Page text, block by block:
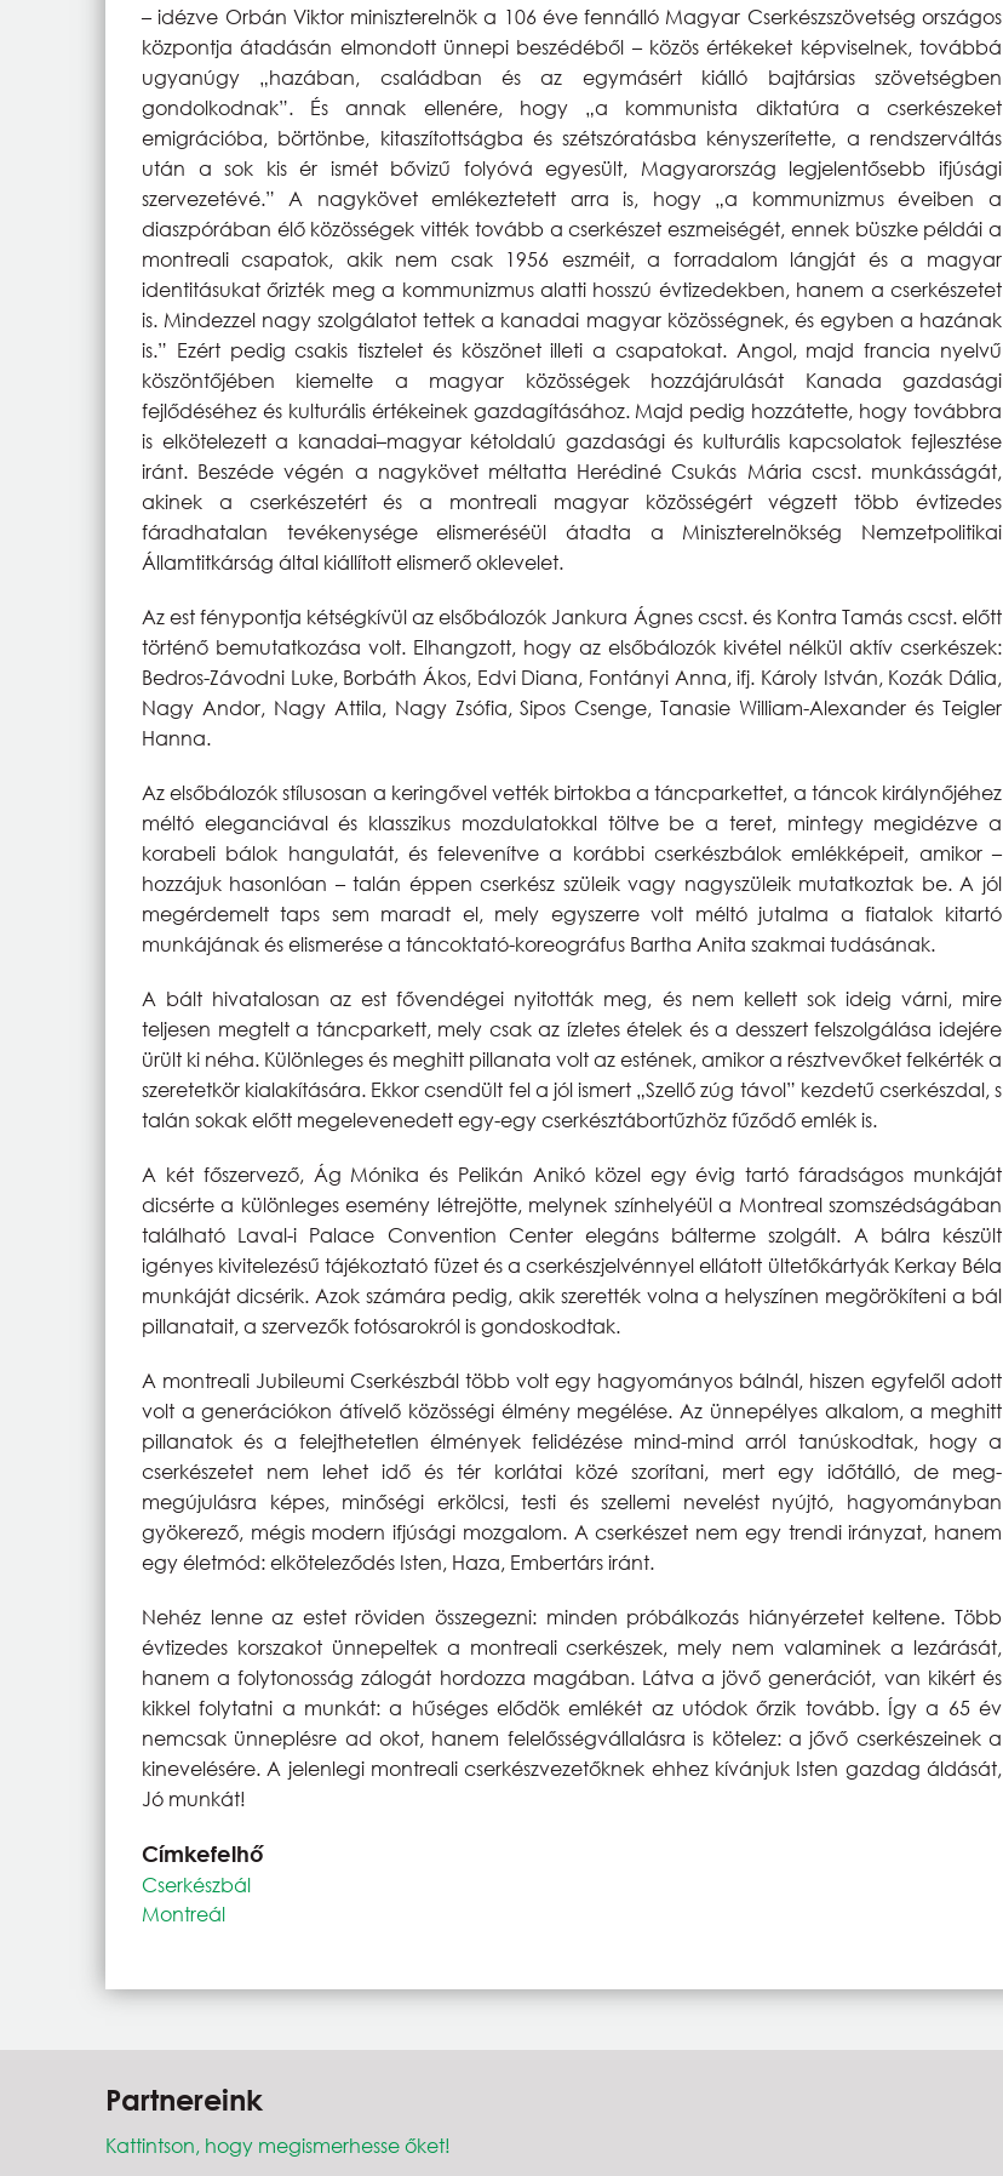
– idézve Orbán Viktor miniszterelnök a 106 éve fennálló Magyar Cserkészszövetség országos
központja átadásán elmondott ünnepi beszédéből – közös értékeket képviselnek, továbbá
ugyanúgy „hazában, családban és az egymásért kiálló bajtársias szövetségben
gondolkodnak”. És annak ellenére, hogy „a kommunista diktatúra a cserkészeket
emigrációba, börtönbe, kitaszítottságba és szétszóratásba kényszerítette, a rendszerváltás
után a sok kis ér ismét bővizű folyóvá egyesült, Magyarország legjelentősebb ifjúsági
szervezetévé.” A nagykövet emlékeztetett arra is, hogy „a kommunizmus éveiben a
diaszpórában élő közösségek vitték tovább a cserkészet eszmeiségét, ennek büszke példái a
montreali csapatok, akik nem csak 1956 eszméit, a forradalom lángját és a magyar
identitásukat őrizték meg a kommunizmus alatti hosszú évtizedekben, hanem a cserkészetet
is. Mindezzel nagy szolgálatot tettek a kanadai magyar közösségnek, és egyben a hazának
is.” Ezért pedig csakis tisztelet és köszönet illeti a csapatokat. Angol, majd francia nyelvű
köszöntőjében kiemelte a magyar közösségek hozzájárulását Kanada gazdasági
fejlődéséhez és kulturális értékeinek gazdagításához. Majd pedig hozzátette, hogy továbbra
is elkötelezett a kanadai–magyar kétoldalú gazdasági és kulturális kapcsolatok fejlesztése
iránt. Beszéde végén a nagykövet méltatta Herédiné Csukás Mária cscst. munkásságát,
akinek a cserkészetért és a montreali magyar közösségért végzett több évtizedes
fáradhatalan tevékenysége elismeréséül átadta a Miniszterelnökség Nemzetpolitikai
Államtitkárság által kiállított elismerő oklevelet.
Az est fénypontja kétségkívül az elsőbálozók Jankura Ágnes cscst. és Kontra Tamás cscst. előtt
történő bemutatkozása volt. Elhangzott, hogy az elsőbálozók kivétel nélkül aktív cserkészek:
Bedros-Závodni Luke, Borbáth Ákos, Edvi Diana, Fontányi Anna, ifj. Károly István, Kozák Dália,
Nagy Andor, Nagy Attila, Nagy Zsófia, Sipos Csenge, Tanasie William-Alexander és Teigler
Hanna.
Az elsőbálozók stílusosan a keringővel vették birtokba a táncparkettet, a táncok királynőjéhez
méltó eleganciával és klasszikus mozdulatokkal töltve be a teret, mintegy megidézve a
korabeli bálok hangulatát, és felevenítve a korábbi cserkészbálok emlékképeit, amikor –
hozzájuk hasonlóan – talán éppen cserkész szüleik vagy nagyszüleik mutatkoztak be. A jól
megérdemelt taps sem maradt el, mely egyszerre volt méltó jutalma a fiatalok kitartó
munkájának és elismerése a táncoktató-koreográfus Bartha Anita szakmai tudásának.
A bált hivatalosan az est fővendégei nyitották meg, és nem kellett sok ideig várni, mire
teljesen megtelt a táncparkett, mely csak az ízletes ételek és a desszert felszolgálása idejére
ürült ki néha. Különleges és meghitt pillanata volt az estének, amikor a résztvevőket felkérték a
szeretetkör kialakítására. Ekkor csendült fel a jól ismert „Szellő zúg távol” kezdetű cserkészdal, s
talán sokak előtt megelevenedett egy-egy cserkésztábortűzhöz fűződő emlék is.
A két főszervező, Ág Mónika és Pelikán Anikó közel egy évig tartó fáradságos munkáját
dicsérte a különleges esemény létrejötte, melynek színhelyéül a Montreal szomszédságában
található Laval-i Palace Convention Center elegáns bálterme szolgált. A bálra készült
igényes kivitelezésű tájékoztató füzet és a cserkészjelvénnyel ellátott ültetőkártyák Kerkay Béla
munkáját dicsérik. Azok számára pedig, akik szerették volna a helyszínen megörökíteni a bál
pillanatait, a szervezők fotósarokról is gondoskodtak.
A montreali Jubileumi Cserkészbál több volt egy hagyományos bálnál, hiszen egyfelől adott
volt a generációkon átívelő közösségi élmény megélése. Az ünnepélyes alkalom, a meghitt
pillanatok és a felejthetetlen élmények felidézése mind-mind arról tanúskodtak, hogy a
cserkészetet nem lehet idő és tér korlátai közé szorítani, mert egy időtálló, de meg-
megújulásra képes, minőségi erkölcsi, testi és szellemi nevelést nyújtó, hagyományban
gyökerező, mégis modern ifjúsági mozgalom. A cserkészet nem egy trendi irányzat, hanem
egy életmód: elköteleződés Isten, Haza, Embertárs iránt.
Nehéz lenne az estet röviden összegezni: minden próbálkozás hiányérzetet keltene. Több
évtizedes korszakot ünnepeltek a montreali cserkészek, mely nem valaminek a lezárását,
hanem a folytonosság zálogát hordozza magában. Látva a jövő generációt, van kikért és
kikkel folytatni a munkát: a hűséges elődök emlékét az utódok őrzik tovább. Így a 65 év
nemcsak ünneplésre ad okot, hanem felelősségvállalásra is kötelez: a jővő cserkészeinek a
kinevelésére. A jelenlegi montreali cserkészvezetőknek ehhez kívánjuk Isten gazdag áldását,
Jó munkát!
Címkefelhő
Cserkészbál
Montreál
Partnereink
Kattintson, hogy megismerhesse őket!